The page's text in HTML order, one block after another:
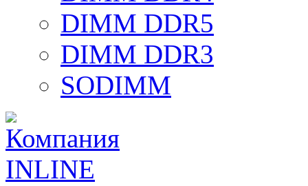
DIMM DDR5
DIMM DDR3
SODIMM